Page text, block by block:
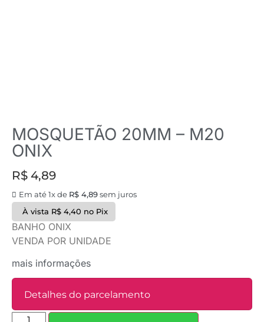
MOSQUETÃO 20MM – M20
ONIX
R$ 4,89
Em até 1x de R$ 4,89 sem juros
À vista R$4,40 no Pix
BANHO ONIX
VENDA POR UNIDADE
mais informações
Detalhes do parcelamento